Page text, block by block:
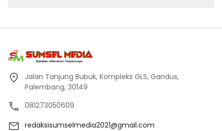
Jalan Tanjung Bubuk, Kompleks GLS, Gandus,
Palembang, 30149
081273050609
redaksisumselmedia2021@gmail.com